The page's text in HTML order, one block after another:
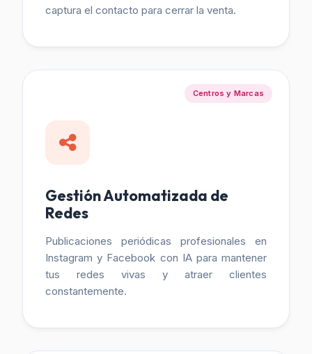
captura el contacto para cerrar la venta.
Centros y Marcas
Gestión Automatizada de
Redes
Publicaciones periódicas profesionales en
Instagram y Facebook con IA para mantener
tus redes vivas y atraer clientes
constantemente.